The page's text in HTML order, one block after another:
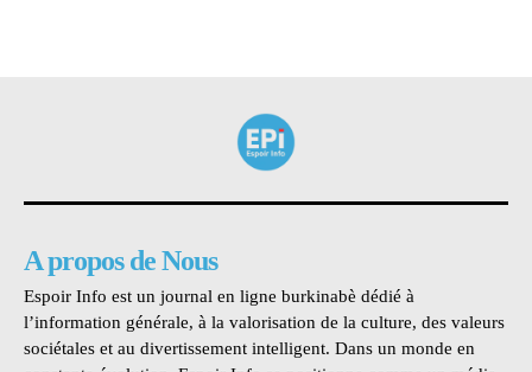
A propos de Nous
Espoir Info est un journal en ligne burkinabè dédié à
l’information générale, à la valorisation de la culture, des valeurs
sociétales et au divertissement intelligent. Dans un monde en